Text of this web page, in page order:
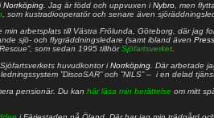
Norrköping . Jag är född och uppvuxen iNybro , men
, som kustradiooperatör och senare även
arbetsplats till Västra Frölunda, Göteborg, där jag
sjö- och flygräddningsledare (samt ibland även
Rescue”, som sedan 1995 tillhörSjöfartsverket
huvudkontor iNorrköping . Där arbetade
”DiscoSAR” och ”NILS” – i en delad
pensionär. Du kan här läsa min berättelse om mitt